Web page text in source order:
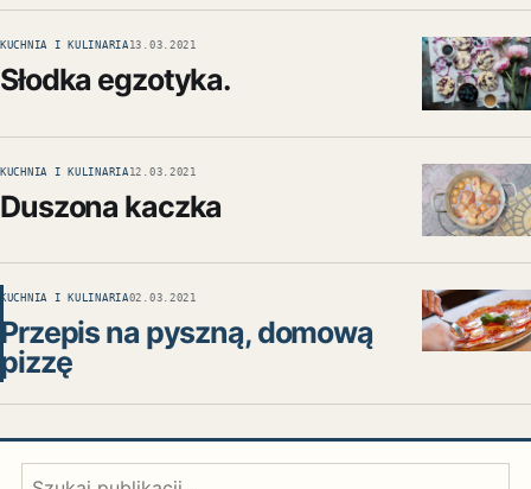
KUCHNIA I KULINARIA 13.03.2021
Słodka egzotyka.
KUCHNIA I KULINARIA 12.03.2021
Duszona kaczka
KUCHNIA I KULINARIA02.03.2021
Przepis na pyszną, domową
pizzę
Szukaj: